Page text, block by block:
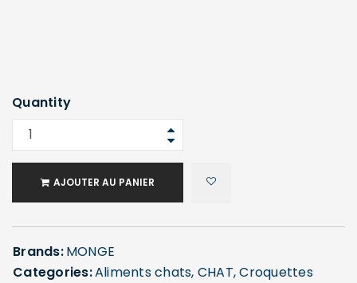
Quantity
AJOUTER AU PANIER
Brands:MONGE
Categories:Aliments chats, CHAT,Croquettes